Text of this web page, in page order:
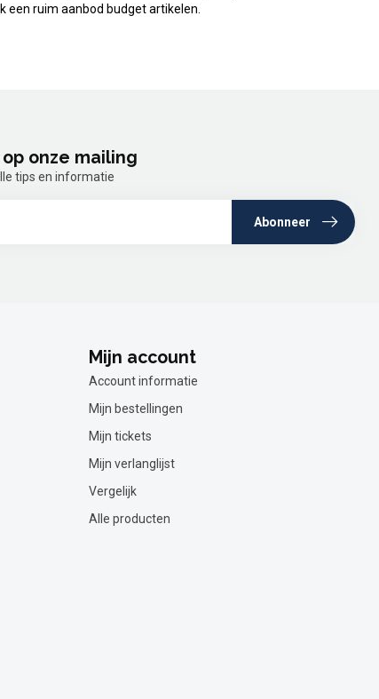
een ruim aanbod budget artikelen.
onze mailing
tips en informatie
Abonneer
Mijn account
Account informatie
Mijn bestellingen
Mijn tickets
Mijn verlanglijst
Vergelijk
Alle producten